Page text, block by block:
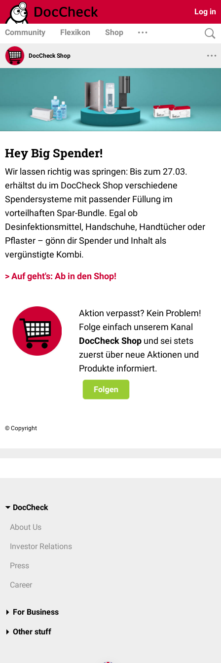
Log in
Community Flexikon Shop
DocCheck Shop
Hey Big Spender!
Wir lassen richtig was springen: Bis zum 27.03.
erhältst du im DocCheck Shop verschiedene
Spendersysteme mit passender Füllung im
vorteilhaften Spar-Bundle. Egal ob
Desinfektionsmittel, Handschuhe, Handtücher oder
Pflaster – gönn dir Spender und Inhalt als
vergünstigte Kombi.
> Auf geht's: Ab in den Shop!
Aktion verpasst? Kein Problem!
Folge einfach unserem Kanal
DocCheck Shop und sei stets
zuerst über neue Aktionen und
Produkte informiert.
© Copyright
DocCheck
About Us
Investor Relations
Press
Career
For Business
Other stuff